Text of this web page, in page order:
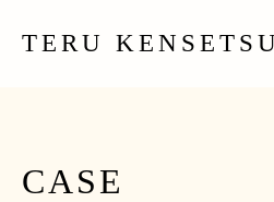
TERU KENSETSU
CASE